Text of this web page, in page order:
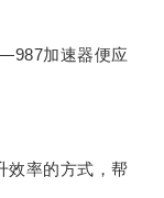
加速器便应
率的方式，帮